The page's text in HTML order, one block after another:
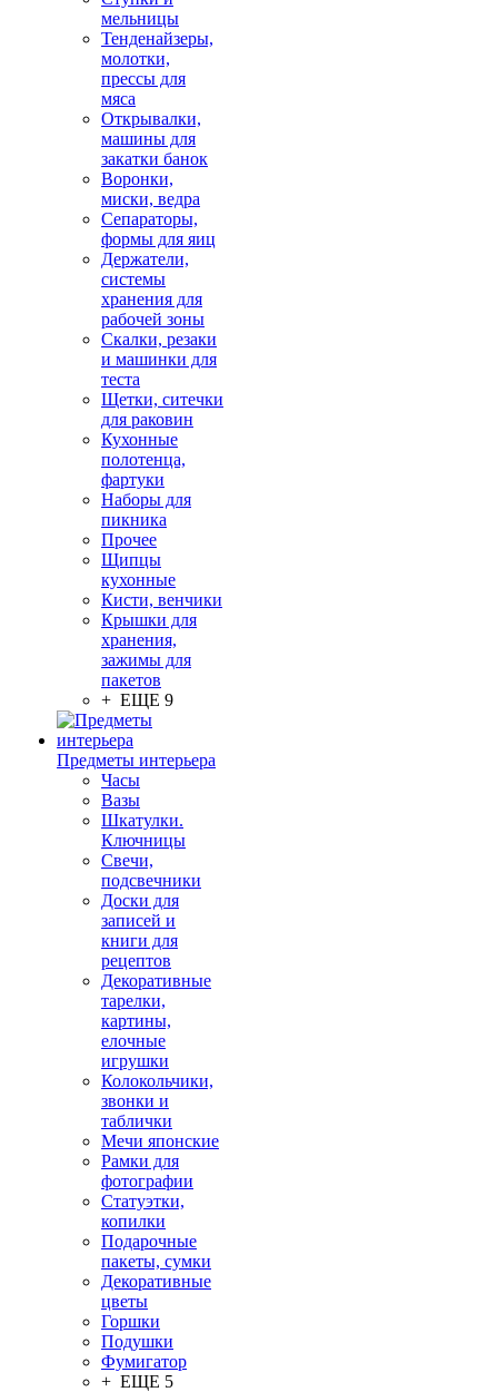
мельницы
Тенденайзеры,
молотки,
прессы для
мяса
Открывалки,
машины для
закатки банок
Воронки,
миски, ведра
Сепараторы,
формы для яиц
Держатели,
системы
хранения для
рабочей зоны
Скалки, резаки
и машинки для
теста
Щетки, ситечки
для раковин
Кухонные
полотенца,
фартуки
Наборы для
пикника
Прочее
Щипцы
кухонные
Кисти, венчики
Крышки для
хранения,
зажимы для
пакетов
+ ЕЩЕ 9
Предметы интерьера
Часы
Вазы
Шкатулки.
Ключницы
Свечи,
подсвечники
Доски для
записей и
книги для
рецептов
Декоративные
тарелки,
картины,
елочные
игрушки
Колокольчики,
звонки и
таблички
Мечи японские
Рамки для
фотографии
Статуэтки,
копилки
Подарочные
пакеты, сумки
Декоративные
цветы
Горшки
Подушки
Фумигатор
+ ЕЩЕ 5